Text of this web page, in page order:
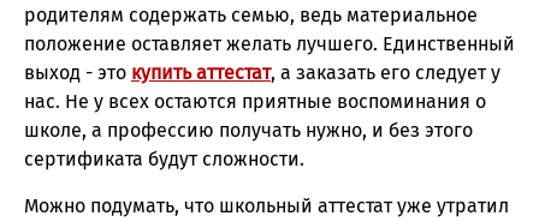
родителям содержать семью, ведь материальное
положение оставляет желать лучшего. Единственный
выход - это купить аттестат, а заказать его следует у
нас. Не у всех остаются приятные воспоминания о
школе, а профессию получать нужно, и без этого
сертификата будут сложности.
Можно подумать, что школьный аттестат уже утратил